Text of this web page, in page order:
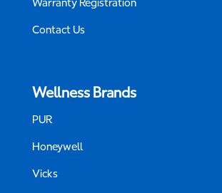
Warranty Registration
Contact Us
Wellness Brands
PUR
Honeywell
Vicks